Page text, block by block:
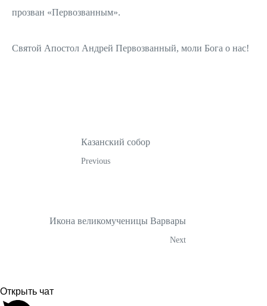
прозван «Первозванным».
Святой Апостол Андрей Первозванный, моли Бога о нас!
Казанский собор
Previous
Икона великомученицы Варвары
Next
Открыть чат